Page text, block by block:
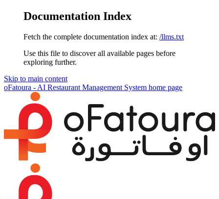
Documentation Index
Fetch the complete documentation index at: /llms.txt
Use this file to discover all available pages before
exploring further.
Skip to main content
oFatoura - AI Restaurant Management System home page